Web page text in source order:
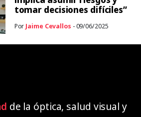
tomar decisiones difíciles”
Por Jaime Cevallos - 09/06/2025
de la óptica, salud visual y